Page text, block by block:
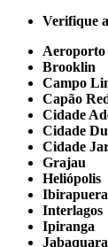
Verifique
Aeroporto
Brooklin
Campo
Capão
Cidade
Cidade
Cidade
Grajau
Heliópolis
Ibirapuera
Interlagos
Ipiranga
Jabaquara